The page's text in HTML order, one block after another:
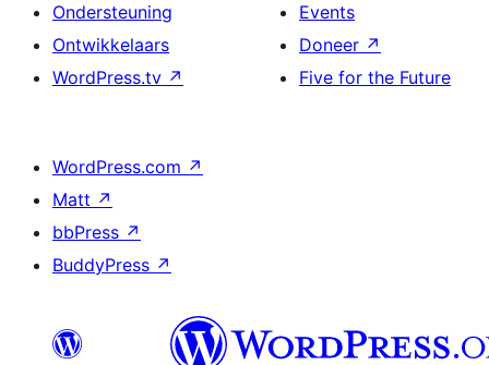
Ondersteuning
Ontwikkelaars
WordPress.tv ↗
Events
Doneer ↗
Five for the Future
WordPress.com ↗
Matt ↗
bbPress ↗
BuddyPress ↗